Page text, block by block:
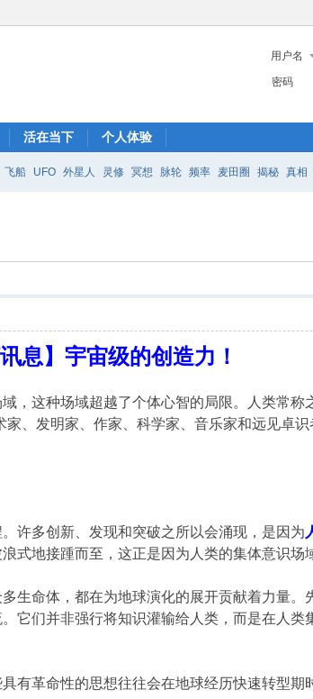
用户名
密码
活在当下 个人体验
飞船 UFO 外星人 灵修 冥想 脉轮 频率 麦田圈 揭秘 真相
讯息】宇宙级的创造力！
域，这种场域超越了个体心智的局限。人类常称
、发明家、作家、科学家、音乐家和远见卓
许多创新、发现和突破之所以会涌现，是因为
式地接踵而至，这正是因为人类的集体意识场
生命体，都在为地球演化的展开贡献着力量。
它们并非强行将知识灌输给人类，而是在人
有革命性的思想往往会在地球经历快速转型期